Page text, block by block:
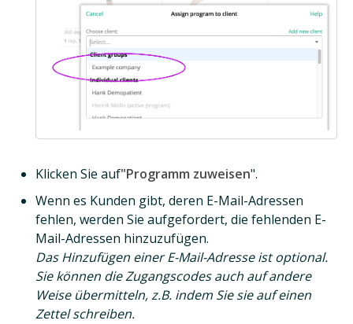
Klicken Sie auf"Programm zuweisen".
Wenn es Kunden gibt, deren E-Mail-Adressen
fehlen, werden Sie aufgefordert, die fehlenden E-
Mail-Adressen hinzuzufügen.
Das Hinzufügen einer E-Mail-Adresse ist optional.
Sie können die Zugangscodes auch auf andere
Weise übermitteln, z.B. indem Sie sie auf einen
Zettel schreiben.